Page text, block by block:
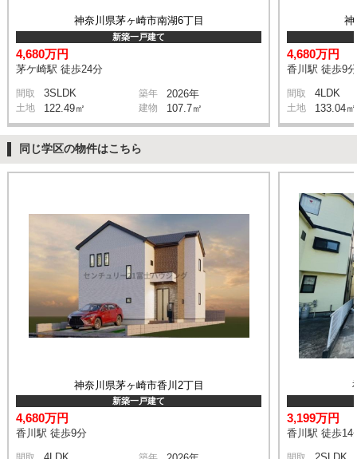
神奈川県茅ヶ崎市南湖6丁目
新築一戸建て
4,680万円
茅ケ崎駅 徒歩24分
間取 3SLDK 築年 2026年
土地 122.49㎡ 建物 107.7㎡
神
4,680万円
香川駅 徒歩9分
間取 4LDK
土地 133.04㎡
同じ学区の物件はこちら
神奈川県茅ヶ崎市香川2丁目
新築一戸建て
4,680万円
香川駅 徒歩9分
3,199万円
香川駅 徒歩14